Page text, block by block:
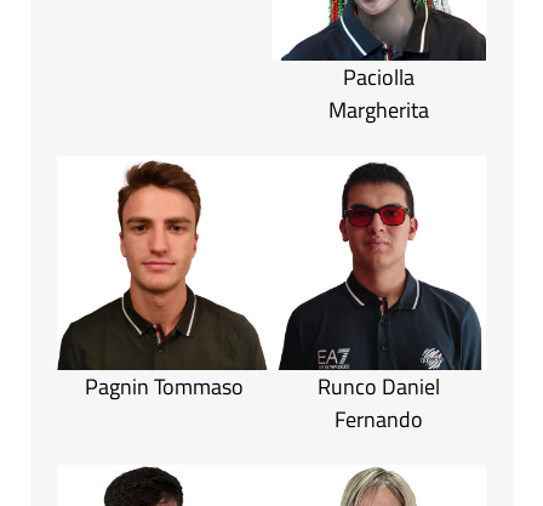
Paciolla
Margherita
Pagnin Tommaso
Runco Daniel
Fernando